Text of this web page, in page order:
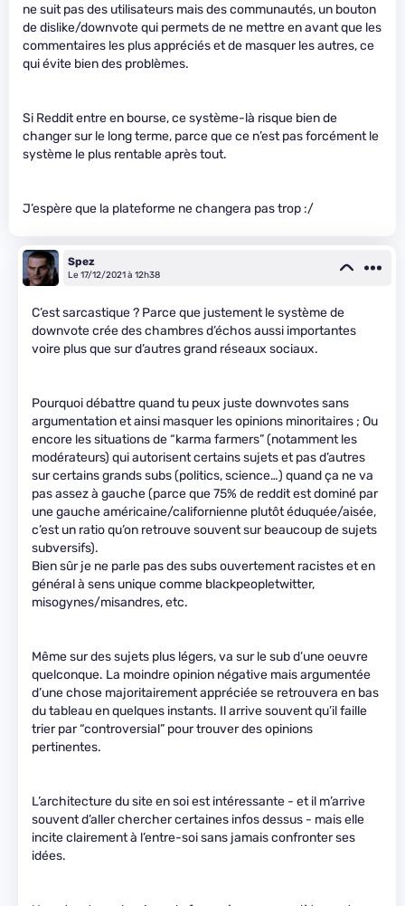
ne suit pas des utilisateurs mais des communautés, un bouton
de dislike/downvote qui permets de ne mettre en avant que les
commentaires les plus appréciés et de masquer les autres, ce
qui évite bien des problèmes.
Si Reddit entre en bourse, ce système-là risque bien de
changer sur le long terme, parce que ce n’est pas forcément le
système le plus rentable après tout.
J’espère que la plateforme ne changera pas trop :/
Spez
Le 17/12/2021 à 12h38
C’est sarcastique ? Parce que justement le système de
downvote crée des chambres d’échos aussi importantes
voire plus que sur d’autres grand réseaux sociaux.
Pourquoi débattre quand tu peux juste downvotes sans
argumentation et ainsi masquer les opinions minoritaires ; Ou
encore les situations de “karma farmers” (notamment les
modérateurs) qui autorisent certains sujets et pas d’autres
sur certains grands subs (politics, science…) quand ça ne va
pas assez à gauche (parce que 75% de reddit est dominé par
une gauche américaine/californienne plutôt éduquée/aisée,
c’est un ratio qu’on retrouve souvent sur beaucoup de sujets
subversifs).
Bien sûr je ne parle pas des subs ouvertement racistes et en
général à sens unique comme blackpeopletwitter,
misogynes/misandres, etc.
Même sur des sujets plus légers, va sur le sub d’une oeuvre
quelconque. La moindre opinion négative mais argumentée
d’une chose majoritairement appréciée se retrouvera en bas
du tableau en quelques instants. Il arrive souvent qu’il faille
trier par “controversial” pour trouver des opinions
pertinentes.
L’architecture du site en soi est intéressante - et il m’arrive
souvent d’aller chercher certaines infos dessus - mais elle
incite clairement à l’entre-soi sans jamais confronter ses
idées.